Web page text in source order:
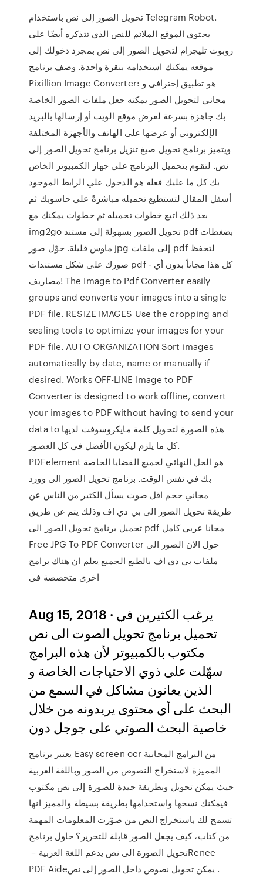
تحويل الصور إلى نص باستخدام Telegram Robot.
يحتوي الموقع الملائم للنص الذي تتذكره أيضًا على
روبوت تليجرام لتحويل الصور إلى نص بمجرد دخولك إلى
موقعه يمكنك استخدامه بنقرة واحدة. وصف برنامج
Pixillion Image Converter: هو تطبيق إحترافى و
مجاني لتحويل الصور يمكنه جعل ملفات الصور الخاصة
بك جاهزة بسرعة لعرض موقع الويب أو إرسالها بالبريد
الإلكتروني أو عرضها على الهاتف والأجهزة المختلفة
ويتميز برنامج تحويل صيغ تنزيل برنامج تحويل الصور إلى
نص. لتقوم بتحميل البرنامج علي جهاز الكمبيوتر الخاص
بك كل ما عليك فعله هو الدخول علي الرابط الموجود
أسفل المقال لتستطيع تحميله مباشرةً علي حاسوبك ثم
بعد ذلك اتبع خطوات تحميله ثم خطوات يمكنك مع
img2go تحويل الصور بسهولة إلى مستند pdf بضغطات
ماوس قليلة. حوّل صور jpg إلى ملفات pdf لتحفظ
صورك على شكل مستندات pdf - كل هذا مجاناً بدون أي
مصاريف! The Image to Pdf Converter easily
groups and converts your images into a single
PDF file. RESIZE IMAGES Use the cropping and
scaling tools to optimize your images for your
PDF file. AUTO ORGANIZATION Sort images
automatically by date, name or manually if
desired. Works OFF-LINE Image to PDF
Converter is designed to work offline, convert
your images to PDF without having to send your
data to هذه الصورة لتحويل كلمة مايكروسوفت لديها
كل ما يلزم ليكون الأفضل في كل العصور.
PDFelement هو الحل النهائي لجميع القضايا الخاصة
بك في نفس الوقت. برنامج تحويل الصور الى وورد
مجاني حجم اقل صوت يسأل الكثير من الناس عن
طريقة تحويل الصور الى بي دي اف وذلك يتم عن طريق
تحميل برنامج تحويل الصور الى pdf مجانا عربي كامل
Free JPG To PDF Converter حول الان الصور الى
ملفات بي دي اف بالطبع الجميع يعلم ان هناك برامج
اخرى متخصصة فى
Aug 15, 2018 · يرغب الكثيرين في
تحميل برنامج تحويل الصوت الى نص
مكتوب بالكمبيوتر لأن هذه البرامج
سهّلت على ذوي الاحتياجات الخاصة و
الذين يعانون مشاكل في السمع من
البحث على أي محتوى يريدونه من خلال
خاصية البحث الصوتي على جوجل دون
يعتبر برنامج Easy screen ocr من البرامج المجانية
المميزة لاستخراج النصوص من الصور وباللغة العربية
حيث يمكن تحويل وبطريقة جيدة للصورة إلى نص مكتوب
فيمكنك نسخها واستخدامها بطريقة بسيطة والمميز انها
تسمح لك باستخراج النص من صوّرت المعلومات المهمة
من كتاب، كيف يجعل الصور قابلة للتحرير؟ حاول برنامج
تحويل الصورة الى نص يدعم اللغة العربية – ‏Renee
PDF Aide‏. يمكن تحويل نصوص داخل الصور ‏إلى نص